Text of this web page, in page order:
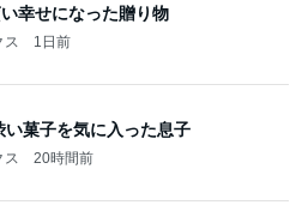
幸せになった贈り物
ス 1日前
い菓子を気に入った息子
ス 20時間前